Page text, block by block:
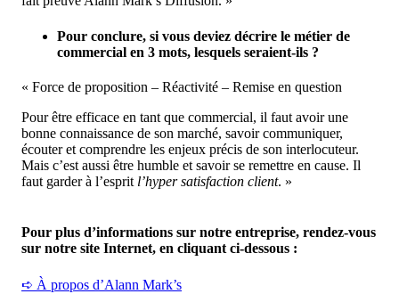
Pour conclure, si vous deviez décrire le métier de
commercial en 3 mots, lesquels seraient-ils ?
« Force de proposition – Réactivité – Remise en question
Pour être efficace en tant que commercial, il faut avoir une
bonne connaissance de son marché, savoir communiquer,
écouter et comprendre les enjeux précis de son interlocuteur.
Mais c’est aussi être humble et savoir se remettre en cause. Il
faut garder à l’esprit l’hyper satisfaction client. »
Pour plus d’informations sur notre entreprise, rendez-vous
sur notre site Internet, en cliquant ci-dessous :
➪ À propos d’Alann Mark’s